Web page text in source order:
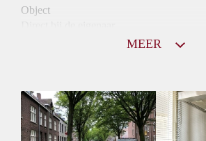
Object
Huurtoeslag
Mogelijk
Inkomen eis
MEER